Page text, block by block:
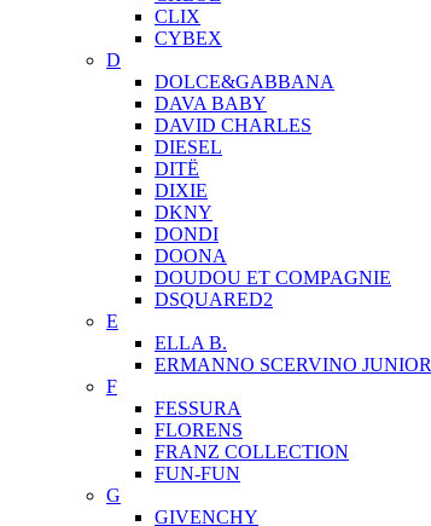
CLIX
CYBEX
D
DOLCE&GABBANA
DAVA BABY
DAVID CHARLES
DIESEL
DITЁ
DIXIE
DKNY
DONDI
DOONA
DOUDOU ET COMPAGNIE
DSQUARED2
E
ELLA B.
ERMANNO SCERVINO JUNIOR
F
FESSURA
FLORENS
FRANZ COLLECTION
FUN-FUN
G
GIVENCHY